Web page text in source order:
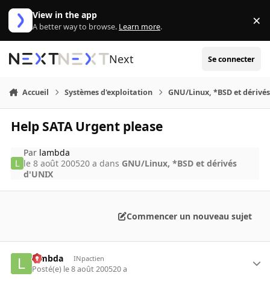
Aller au contenu
View in the app
A better way to browse. Learn more. ×
Next Se connecter
Accueil Systèmes d'exploitation GNU/Linux, *BSD et
Help SATA Urgent please
Par lambda
le 8 août 200520 a dans GNU/Linux, *BSD et dérivés
d'UNIX
Commencer un nouveau sujet
lambda INpactien
Posté(e) le 8 août 200520 a